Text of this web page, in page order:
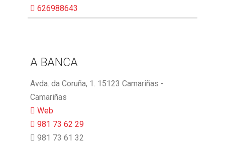
626988643
A BANCA
Avda. da Coruña, 1. 15123 Camariñas -
Camariñas
Web
981 73 62 29
981 73 61 32